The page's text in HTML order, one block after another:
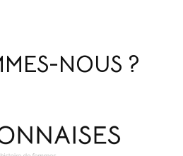
NOUS ?